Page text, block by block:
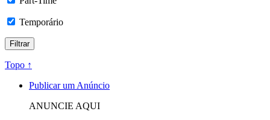
Temporário
Topo ↑
Publicar um Anúncio
ANUNCIE AQUI